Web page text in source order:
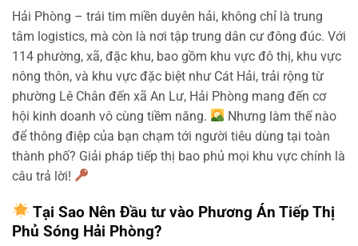
Hải Phòng – trái tim miền duyên hải, không chỉ là trung
tâm logistics, mà còn là nơi tập trung dân cư đông đúc. Với
114 phường, xã, đặc khu, bao gồm khu vực đô thị, khu vực
nông thôn, và khu vực đặc biệt như Cát Hải, trải rộng từ
phường Lê Chân đến xã An Lư, Hải Phòng mang đến cơ
hội kinh doanh vô cùng tiềm năng.
Nhưng làm thế nào
để thông điệp của bạn chạm tới người tiêu dùng tại toàn
thành phố? Giải pháp tiếp thị bao phủ mọi khu vực chính là
câu trả lời!
Tại Sao Nên Đầu tư vào Phương Án Tiếp Thị
Phủ Sóng Hải Phòng?